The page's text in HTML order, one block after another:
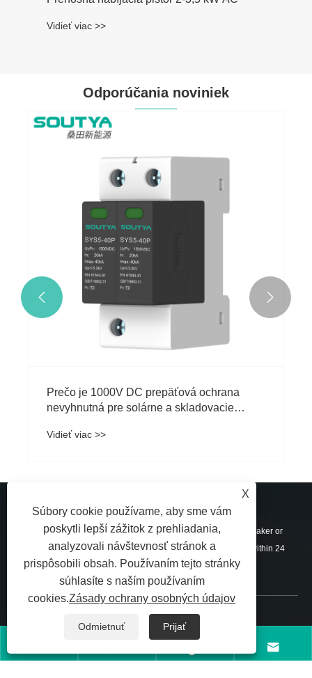
Vidieť viac >>
Odporúčania noviniek
Prečo je 1000V DC prepäťová ochrana
nevyhnutná pre solárne a skladovacie
Vidieť viac >>
 
For inquiries about DC Combiner Box, Charging Pile, Circuit Breaker or
price list, please leave your email to us and we will be in touch within 24
hours.
+86-13757759651 
X
Súbory cookie používame, aby sme vám
poskytli lepší zážitok z prehliadania,
analyzovali návštevnosť stránok a
prispôsobili obsah. Používaním tejto stránky
súhlasíte s naším používaním
cookies.Zásady ochrany osobných údajov
Odmietnuť Prijať